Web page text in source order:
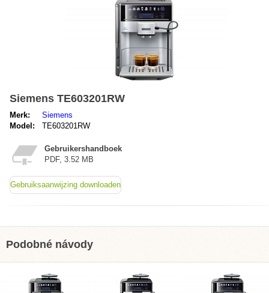
Siemens TE603201RW
Merk:
Siemens
Model:
TE603201RW
Gebruikershandboek
PDF, 3.52 MB
Gebruiksaanwijzing downloaden
Podobné návody